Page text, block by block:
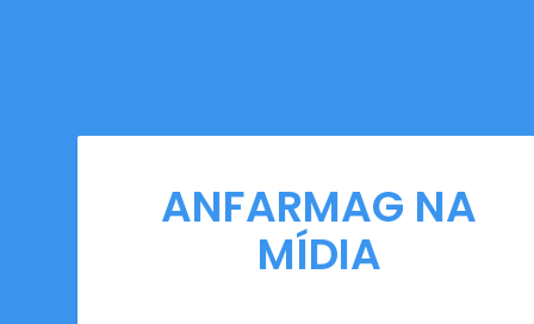
ANFARMAG NA
MÍDIA